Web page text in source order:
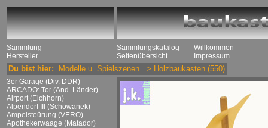
Sammlung
Hersteller
Sammlungskatalog
Seitenübersicht
Willkommen
Impressum
Du bist hier: Modelle u. Spielszenen => Holzbaukasten (550)
3er Garage (Div. DDR)
ARCADO: Tor (And. Länder)
Airport (Eichhorn)
Alpendorf III (Schowanek)
Ampelsteürung (VERO)
Apothekerwaage (Matador)